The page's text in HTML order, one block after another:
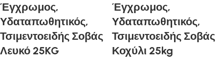
Έγχρωμος,
Υδαταπωθητικός,
Τσιμεντοειδής Σοβάς
Λευκό 25KG
Έγχρωμος,
Υδαταπωθητικός,
Τσιμεντοειδής Σοβάς
Κοχύλι 25kg